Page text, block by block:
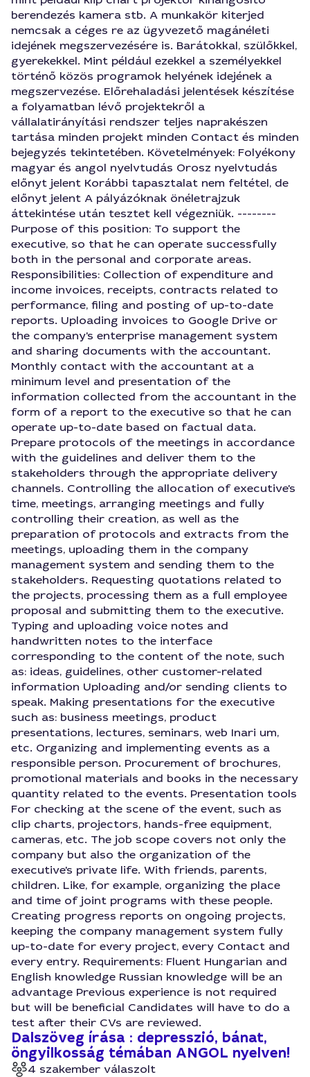
berendezés kamera stb. A munkakör kiterjed
nemcsak a céges re az ügyvezető magánéleti
idejének megszervezésére is. Barátokkal, szülőkkel,
gyerekekkel. Mint például ezekkel a személyekkel
történő közös programok helyének idejének a
megszervezése. Előrehaladási jelentések készítése
a folyamatban lévő projektekről a
vállalatirányítási rendszer teljes naprakészen
tartása minden projekt minden Contact és minden
bejegyzés tekintetében. Követelmények: Folyékony
magyar és angol nyelvtudás Orosz nyelvtudás
előnyt jelent Korábbi tapasztalat nem feltétel, de
előnyt jelent A pályázóknak önéletrajzuk
áttekintése után tesztet kell végezniük. --------
Purpose of this position: To support the
executive, so that he can operate successfully
both in the personal and corporate areas.
Responsibilities: Collection of expenditure and
income invoices, receipts, contracts related to
performance, filing and posting of up-to-date
reports. Uploading invoices to Google Drive or
the company's enterprise management system
and sharing documents with the accountant.
Monthly contact with the accountant at a
minimum level and presentation of the
information collected from the accountant in the
form of a report to the executive so that he can
operate up-to-date based on factual data.
Prepare protocols of the meetings in accordance
with the guidelines and deliver them to the
stakeholders through the appropriate delivery
channels. Controlling the allocation of executive's
time, meetings, arranging meetings and fully
controlling their creation, as well as the
preparation of protocols and extracts from the
meetings, uploading them in the company
management system and sending them to the
stakeholders. Requesting quotations related to
the projects, processing them as a full employee
proposal and submitting them to the executive.
Typing and uploading voice notes and
handwritten notes to the interface
corresponding to the content of the note, such
as: ideas, guidelines, other customer-related
information Uploading and/or sending clients to
speak. Making presentations for the executive
such as: business meetings, product
presentations, lectures, seminars, web Inari um,
etc. Organizing and implementing events as a
responsible person. Procurement of brochures,
promotional materials and books in the necessary
quantity related to the events. Presentation tools
For checking at the scene of the event, such as
clip charts, projectors, hands-free equipment,
cameras, etc. The job scope covers not only the
company but also the organization of the
executive's private life. With friends, parents,
children. Like, for example, organizing the place
and time of joint programs with these people.
Creating progress reports on ongoing projects,
keeping the company management system fully
up-to-date for every project, every Contact and
every entry. Requirements: Fluent Hungarian and
English knowledge Russian knowledge will be an
advantage Previous experience is not required
but will be beneficial Candidates will have to do a
test after their CVs are reviewed.
Dalszöveg írása : depresszió, bánat,
öngyilkosság témában ANGOL nyelven!
4 szakember válaszolt